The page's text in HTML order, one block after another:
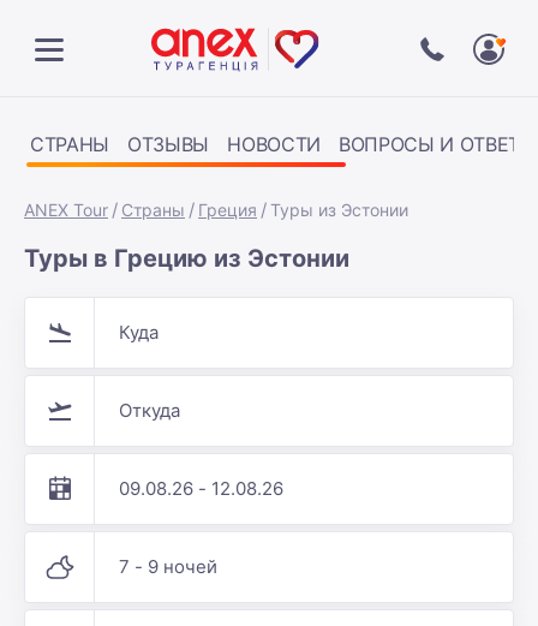
СТРАНЫ ОТЗЫВЫ НОВОСТИ ВОПРОСЫ И ОТВЕТЫ
ANEX Tour Страны Греция Туры из Эстонии
Туры в Грецию из Эстонии
Куда
Откуда
09.08.26 - 12.08.26
7 - 9 ночей